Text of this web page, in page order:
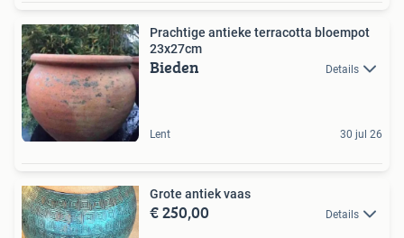
Prachtige antieke terracotta bloempot
23x27cm
Bieden Details
Lent 30 jul 26
Grote antiek vaas
€ 250,00 Details